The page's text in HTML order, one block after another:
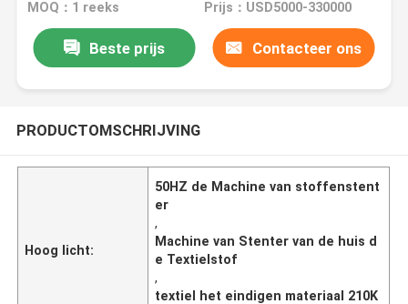
MOQ：1 reeks Prijs：USD5000-330000
Beste prijs Contacteer ons
PRODUCTOMSCHRIJVING
Hoog licht:
50HZ de Machine van stoffenstent
er
,
Machine van Stenter van de huis d
e Textielstof
,
textiel het eindigen materiaal 210K